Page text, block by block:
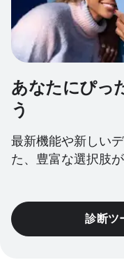
あなたにぴっ
う
最新機能や新しい
た、豊富な選択肢
診断ツ